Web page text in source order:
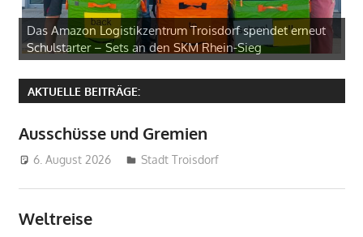
Das Amazon Logistikzentrum Troisdorf spendet erneut
Schulstarter – Sets an den SKM Rhein-Sieg
AKTUELLE BEITRÄGE:
Ausschüsse und Gremien
6. August 2026 treffpunkt
Stadt Troisdorf
Weltreise